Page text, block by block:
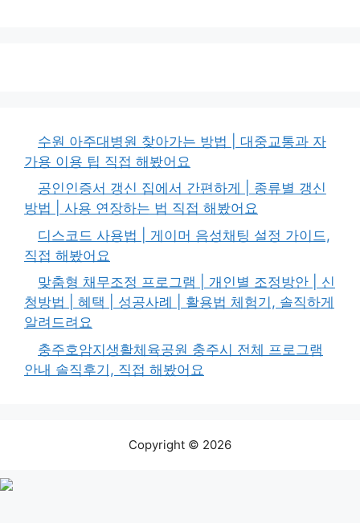
수원 아주대병원 찾아가는 방법 | 대중교통과 자
가용 이용 팁 직접 해봤어요
공인인증서 갱신 집에서 간편하게 | 종류별 갱신
방법 | 사용 연장하는 법 직접 해봤어요
디스코드 사용법 | 게이머 음성채팅 설정 가이드,
직접 해봤어요
맞춤형 채무조정 프로그램 | 개인별 조정방안 | 신
청방법 | 혜택 | 성공사례 | 활용법 체험기, 솔직하게
알려드려요
충주호암지생활체육공원 충주시 전체 프로그램
안내 솔직후기, 직접 해봤어요
Copyright © 2026